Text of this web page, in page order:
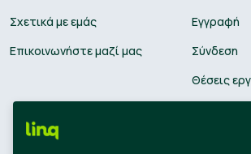
Σχετικά με εμάς
Επικοινωνήστε μαζί μας
Εγγραφή
Σύνδεση
Θέσεις